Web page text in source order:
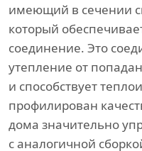
имеющий в сечении
который
соединение. Это
утепление от
и способствует
профилирован
дома значительно
с аналогичной